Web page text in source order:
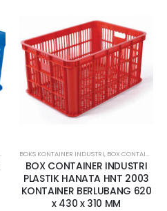
,BOX CONTAINER SEDANG, CONTAINER
BOKS KONTAINER INDUSTRI, BOX CONTAINER LUBANG
BOX CONTAINER INDUSTRI
PLASTIK HANATA HNT 2003
KONTAINER BERLUBANG 620
x 430 x 310 MM